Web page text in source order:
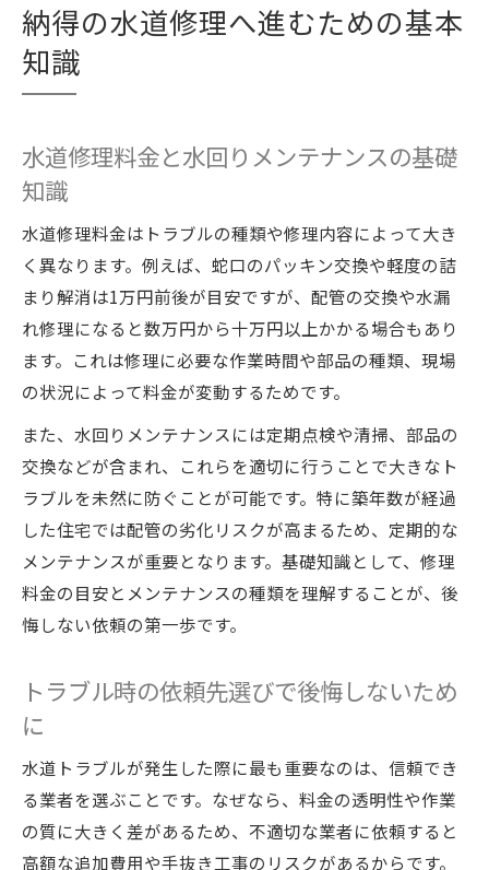
納得の水道修理へ進むための基本
知識
水道修理料金と水回りメンテナンスの基礎
知識
水道修理料金はトラブルの種類や修理内容によって大き
く異なります。例えば、蛇口のパッキン交換や軽度の詰
まり解消は1万円前後が目安ですが、配管の交換や水漏
れ修理になると数万円から十万円以上かかる場合もあり
ます。これは修理に必要な作業時間や部品の種類、現場
の状況によって料金が変動するためです。
また、水回りメンテナンスには定期点検や清掃、部品の
交換などが含まれ、これらを適切に行うことで大きなト
ラブルを未然に防ぐことが可能です。特に築年数が経過
した住宅では配管の劣化リスクが高まるため、定期的な
メンテナンスが重要となります。基礎知識として、修理
料金の目安とメンテナンスの種類を理解することが、後
悔しない依頼の第一歩です。
トラブル時の依頼先選びで後悔しないため
に
水道トラブルが発生した際に最も重要なのは、信頼でき
る業者を選ぶことです。なぜなら、料金の透明性や作業
の質に大きく差があるため、不適切な業者に依頼すると
高額な追加費用や手抜き工事のリスクがあるからです。